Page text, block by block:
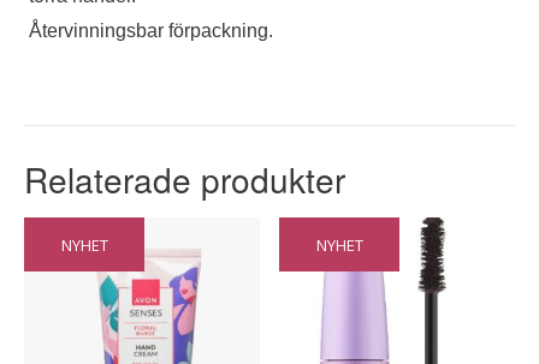
Återvinningsbar förpackning.
Relaterade produkter
NYHET NYHET